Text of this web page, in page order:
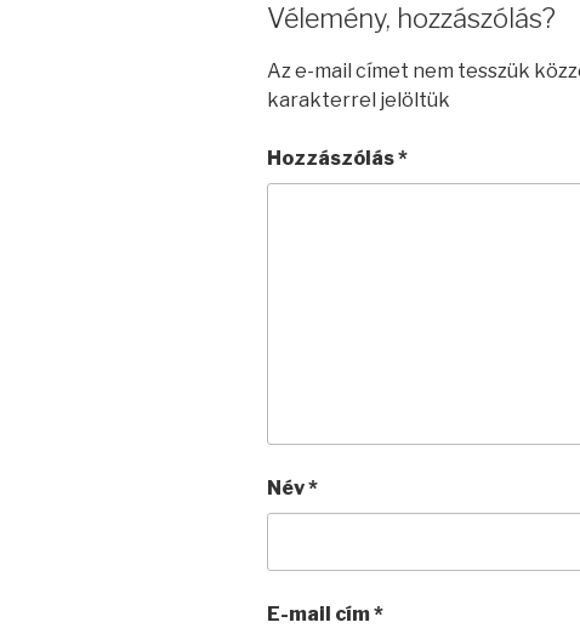
Vélemény, hozzászólás?
Az e-mail címet nem tesszük
karakterrel jelöltük
Hozzászólás*
Név*
E-mail cím*